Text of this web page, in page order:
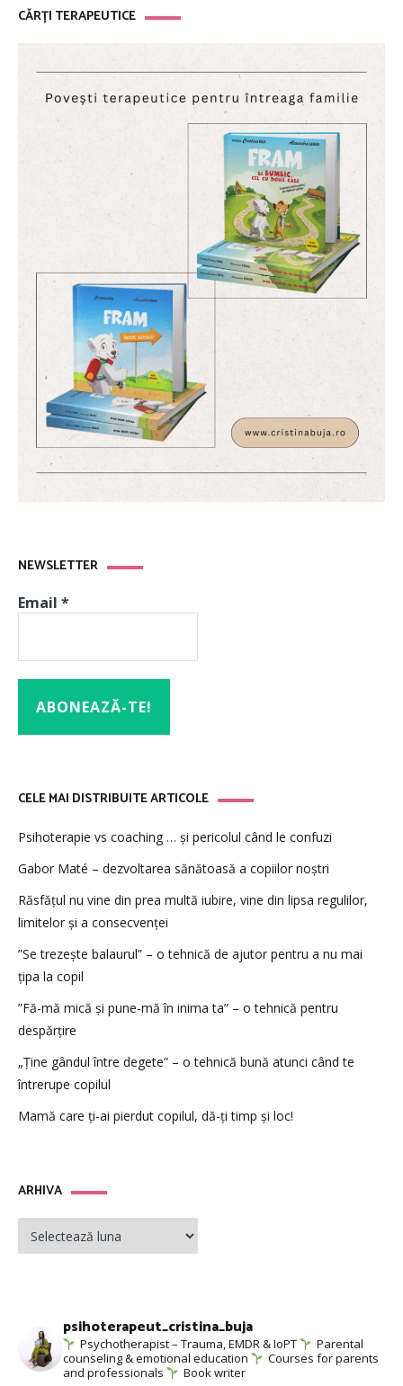
CĂRȚI TERAPEUTICE
NEWSLETTER
Email *
CELE MAI DISTRIBUITE ARTICOLE
Psihoterapie vs coaching … și pericolul când le confuzi
Gabor Maté – dezvoltarea sănătoasă a copiilor noștri
Răsfățul nu vine din prea multă iubire, vine din lipsa regulilor,
limitelor și a consecvenței
”Se trezește balaurul” – o tehnică de ajutor pentru a nu mai
țipa la copil
”Fă-mă mică și pune-mă în inima ta” – o tehnică pentru
despărțire
„Ține gândul între degete” – o tehnică bună atunci când te
întrerupe copilul
Mamă care ți-ai pierdut copilul, dă-ți timp și loc!
ARHIVAARHIVA
psihoterapeut_cristina_buja
Psychotherapist – Trauma, EMDR & IoPT
Parental
counseling & emotional education
Courses for parents
and professionals
Book writer